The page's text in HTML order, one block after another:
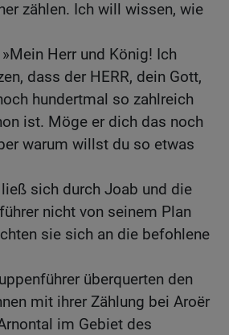
zählen. Ich will wissen, wie
Herr und König! Ich
dass der HERR, dein Gott,
hundertmal so zahlreich
ist. Möge er dich das noch
warum willst du so etwas
sich durch Joab und die
nicht von seinem Plan
sie sich an die befohlene
überquerten den
mit ihrer Zählung bei Aroër
im Gebiet des